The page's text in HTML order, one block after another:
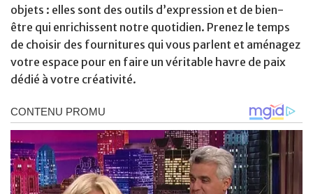
objets : elles sont des outils d’expression et de bien-
être qui enrichissent notre quotidien. Prenez le temps
de choisir des fournitures qui vous parlent et aménagez
votre espace pour en faire un véritable havre de paix
dédié à votre créativité.